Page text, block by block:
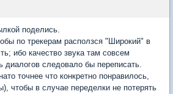
поделись.
по трекерам расползся "Широкий" в
ибо качество звука там совсем
диалогов следовало бы переписать.
точнее что конкретно понравилось,
чтобы в случае переделки не потерять